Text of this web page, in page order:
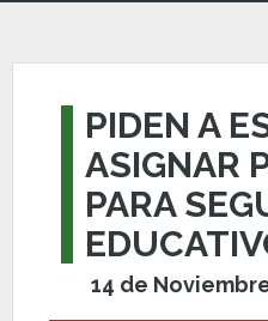
PIDEN A
ASIGNAR
PARA
14 de